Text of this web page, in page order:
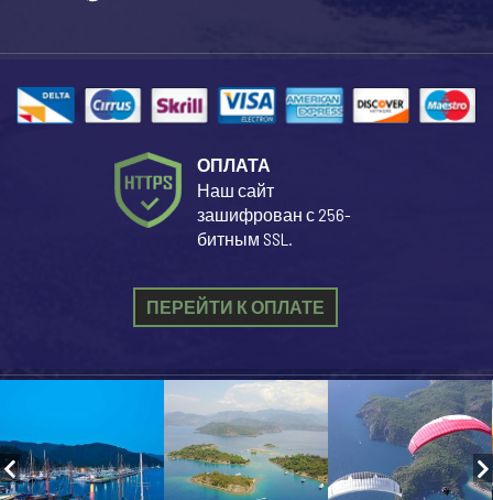
ОПЛАТА
Наш сайт
зашифрован с 256-
битным SSL.
ПЕРЕЙТИ К ОПЛАТЕ